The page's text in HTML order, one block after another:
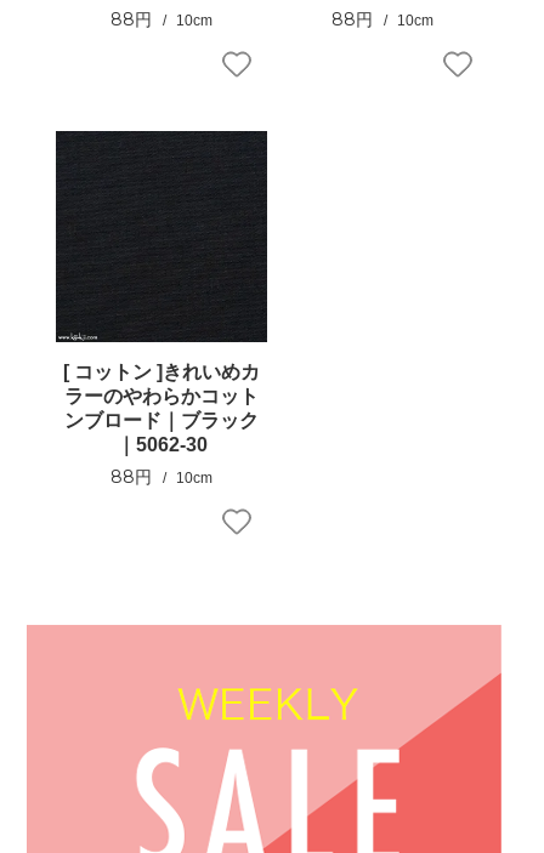
88円 10cm 88円 10cm
[ コットン ]きれいめカ
ラーのやわらかコット
ンブロード｜ブラック
｜5062-30
88円 10cm